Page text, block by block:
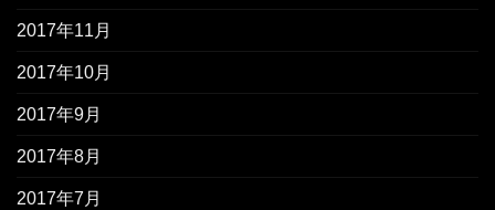
2017年11月
2017年10月
2017年9月
2017年8月
2017年7月